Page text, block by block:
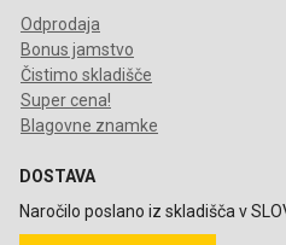
Odprodaja
Bonus jamstvo
Čistimo skladišče
Super cena!
Blagovne znamke
DOSTAVA
Naročilo poslano iz skladišča v